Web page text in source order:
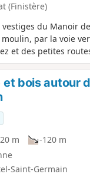
(Finistère)
du Manoir de
par la voie
et des petites
et bois autour
m
-120 m
Saint-Germain